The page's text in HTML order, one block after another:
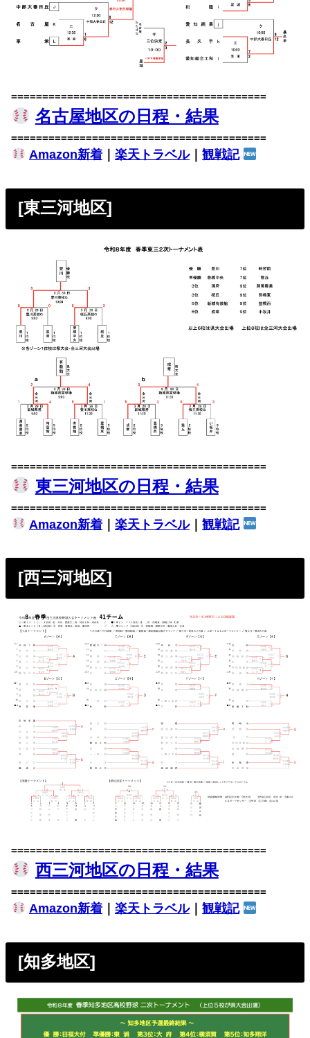
=========================================
名古屋地区の日程・結果
=========================================
Amazon新着｜ 楽天トラベル｜ 観戦記
[東三河地区]
=========================================
東三河地区の日程・結果
=========================================
Amazon新着｜ 楽天トラベル｜ 観戦記
[西三河地区]
=========================================
西三河地区の日程・結果
=========================================
Amazon新着｜ 楽天トラベル｜ 観戦記
[知多地区]